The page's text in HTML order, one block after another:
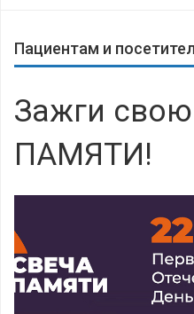
Пациентам и
Зажги
ПАМЯТИ!